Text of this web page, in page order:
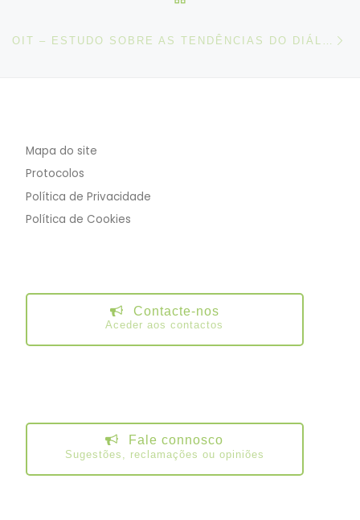
Mapa do site
Protocolos
Política de Privacidade
Política de Cookies
Contacte-nos
Aceder aos contactos
Fale connosco
Sugestões, reclamações ou opiniões